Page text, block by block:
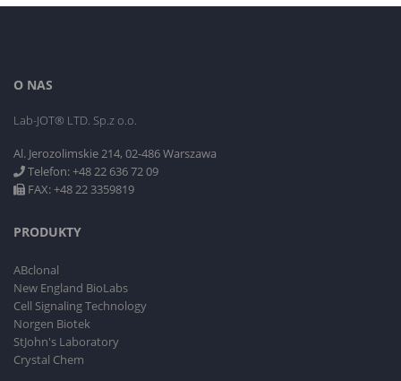
O NAS
Lab-JOT® LTD. Sp.z o.o.
Al. Jerozolimskie 214, 02-486 Warszawa
Telefon: +48 22 636 72 09
FAX: +48 22 3359819
PRODUKTY
ABclonal
New England BioLabs
Cell Signaling Technology
Norgen Biotek
StJohn's Laboratory
Crystal Chem